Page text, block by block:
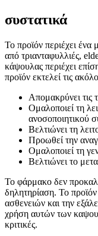
συστατικά
Το προϊόν περιέχει ένα
από τριανταφυλλιές,
κάψουλας περιέχει
προϊόν εκτελεί τις
Απομακρύνει τις
Ομαλοποιεί τη
ανοσοποιητικού
Βελτιώνει τη
Προωθεί την
Ομαλοποιεί τη
Βελτιώνει το
Το φάρμακο δεν
δηλητηρίαση. Το προϊόν
ασθενειών και την
χρήση αυτών των
κριτικές.